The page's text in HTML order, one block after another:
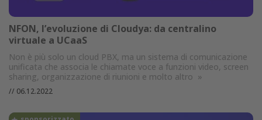
NFON, l’evoluzione di Cloudya: da centralino
virtuale a UCaaS
Non è più solo un cloud PBX, ma un sistema di comunicazione
unificata che associa le chiamate voce a funzioni video, screen
sharing, organizzazione di riunioni e molto altro »
// 06.12.2022